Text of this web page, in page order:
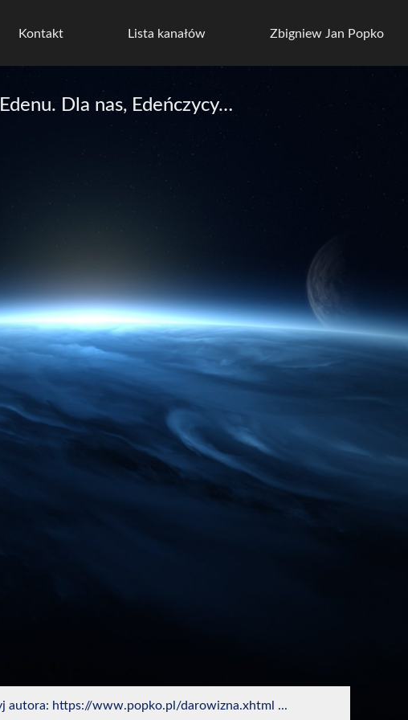
Kontakt Lista kanałów Zbigniew Jan Popko
Dla nas, Edeńczycy…
autora: https://www.popko.pl/darowizna.xhtml ...